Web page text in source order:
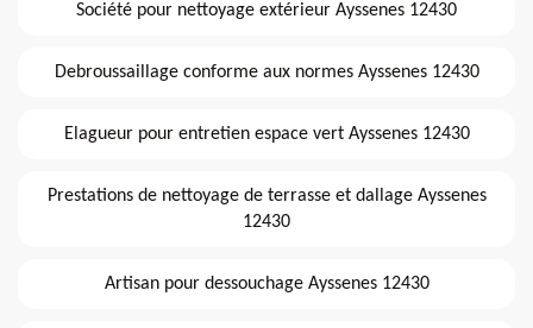
Société pour nettoyage extérieur Ayssenes 12430
Debroussaillage conforme aux normes Ayssenes 12430
Elagueur pour entretien espace vert Ayssenes 12430
Prestations de nettoyage de terrasse et dallage Ayssenes
12430
Artisan pour dessouchage Ayssenes 12430